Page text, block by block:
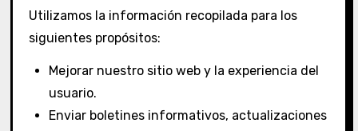
Utilizamos la información recopilada para los
siguientes propósitos:
Mejorar nuestro sitio web y la experiencia del
usuario.
Enviar boletines informativos, actualizaciones